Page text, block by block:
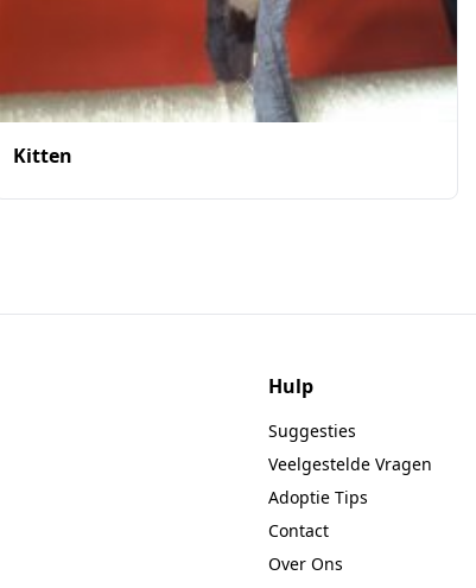
Kitten
Hulp
Suggesties
Veelgestelde Vragen
Adoptie Tips
Contact
Over Ons